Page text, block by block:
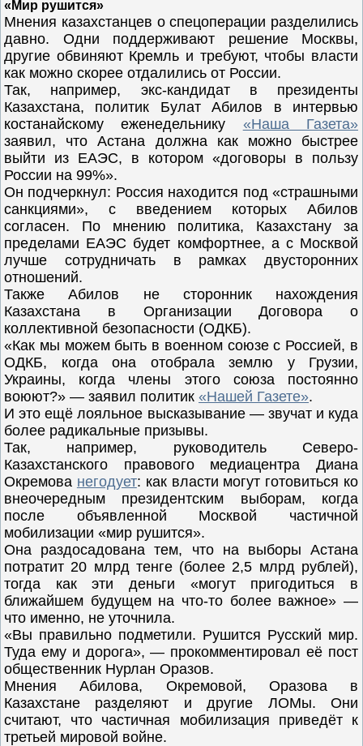
«Мир рушится»
Мнения казахстанцев о спецоперации разделились
давно. Одни поддерживают решение Москвы,
другие обвиняют Кремль и требуют, чтобы власти
как можно скорее отдалились от России.
Так, например, экс-кандидат в президенты
Казахстана, политик Булат Абилов в интервью
костанайскому еженедельнику «Наша Газета»
заявил, что Астана должна как можно быстрее
выйти из ЕАЭС, в котором «договоры в пользу
России на 99%».
Он подчеркнул: Россия находится под «страшными
санкциями», с введением которых Абилов
согласен. По мнению политика, Казахстану за
пределами ЕАЭС будет комфортнее, а с Москвой
лучше сотрудничать в рамках двусторонних
отношений.
Также Абилов не сторонник нахождения
Казахстана в Организации Договора о
коллективной безопасности (ОДКБ).
«Как мы можем быть в военном союзе с Россией, в
ОДКБ, когда она отобрала землю у Грузии,
Украины, когда члены этого союза постоянно
воюют?» — заявил политик «Нашей Газете».
И это ещё лояльное высказывание — звучат и куда
более радикальные призывы.
Так, например, руководитель Северо-
Казахстанского правового медиацентра Диана
Окремова негодует: как власти могут готовиться ко
внеочередным президентским выборам, когда
после объявленной Москвой частичной
мобилизации «мир рушится».
Она раздосадована тем, что на выборы Астана
потратит 20 млрд тенге (более 2,5 млрд рублей),
тогда как эти деньги «могут пригодиться в
ближайшем будущем на что-то более важное» —
что именно, не уточнила.
«Вы правильно подметили. Рушится Русский мир.
Туда ему и дорога», — прокомментировал её пост
общественник Нурлан Оразов.
Мнения Абилова, Окремовой, Оразова в
Казахстане разделяют и другие ЛОМы. Они
считают, что частичная мобилизация приведёт к
третьей мировой войне.